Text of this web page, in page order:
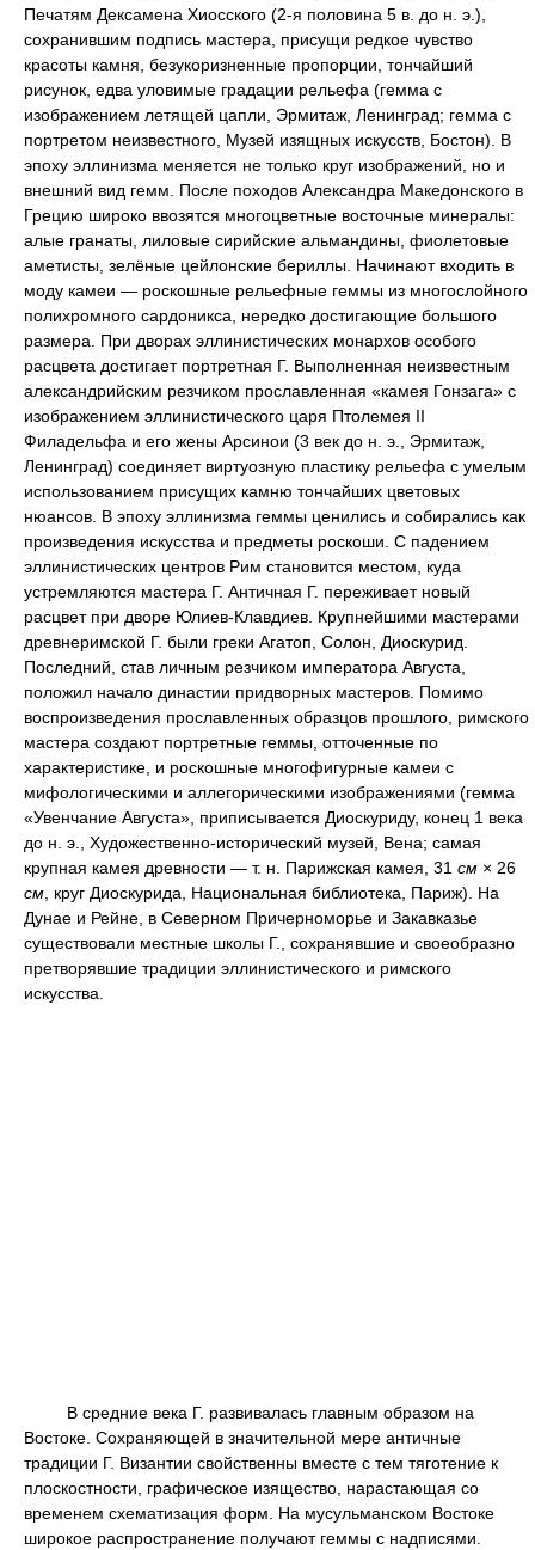
Печатям Дексамена Хиосского (2-я половина 5 в. до н. э.),
сохранившим подпись мастера, присущи редкое чувство
красоты камня, безукоризненные пропорции, тончайший
рисунок, едва уловимые градации рельефа (гемма с
изображением летящей цапли, Эрмитаж, Ленинград; гемма с
портретом неизвестного, Музей изящных искусств, Бостон). В
эпоху эллинизма меняется не только круг изображений, но и
внешний вид гемм. После походов Александра Македонского в
Грецию широко ввозятся многоцветные восточные минералы:
алые гранаты, лиловые сирийские альмандины, фиолетовые
аметисты, зелёные цейлонские бериллы. Начинают входить в
моду камеи — роскошные рельефные геммы из многослойного
полихромного сардоникса, нередко достигающие большого
размера. При дворах эллинистических монархов особого
расцвета достигает портретная Г. Выполненная неизвестным
александрийским резчиком прославленная «камея Гонзага» с
изображением эллинистического царя Птолемея II
Филадельфа и его жены Арсинои (3 век до н. э., Эрмитаж,
Ленинград) соединяет виртуозную пластику рельефа с умелым
использованием присущих камню тончайших цветовых
нюансов. В эпоху эллинизма геммы ценились и собирались как
произведения искусства и предметы роскоши. С падением
эллинистических центров Рим становится местом, куда
устремляются мастера Г. Античная Г. переживает новый
расцвет при дворе Юлиев-Клавдиев. Крупнейшими мастерами
древнеримской Г. были греки Агатоп, Солон, Диоскурид.
Последний, став личным резчиком императора Августа,
положил начало династии придворных мастеров. Помимо
воспроизведения прославленных образцов прошлого, римского
мастера создают портретные геммы, отточенные по
характеристике, и роскошные многофигурные камеи с
мифологическими и аллегорическими изображениями (гемма
«Увенчание Августа», приписывается Диоскуриду, конец 1 века
до н. э., Художественно-исторический музей, Вена; самая
крупная камея древности — т. н. Парижская камея, 31 см × 26
см , круг Диоскурида, Национальная библиотека, Париж). На
Дунае и Рейне, в Северном Причерноморье и Закавказье
существовали местные школы Г., сохранявшие и своеобразно
претворявшие традиции эллинистического и римского
искусства.
В средние века Г. развивалась главным образом на
Востоке. Сохраняющей в значительной мере античные
традиции Г. Византии свойственны вместе с тем тяготение к
плоскостности, графическое изящество, нарастающая со
временем схематизация форм. На мусульманском Востоке
широкое распространение получают геммы с надписями.